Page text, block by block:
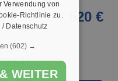
520 €
2
Verwendung von
Richtlinie zu.
Datenschutz
(602) →
WEITER